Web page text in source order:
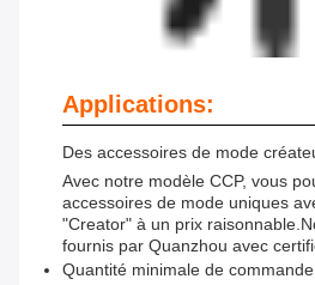
Applications:
Des accessoires de mode
Avec notre modèle CCP, vous
accessoires de mode uniques
"Creator" à un prix
fournis par Quanzhou avec
Quantité minimale de